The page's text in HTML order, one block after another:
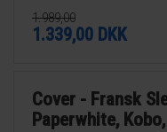
1.989,00
1.339,00 DKK
Cover - Fransk
Paperwhite,